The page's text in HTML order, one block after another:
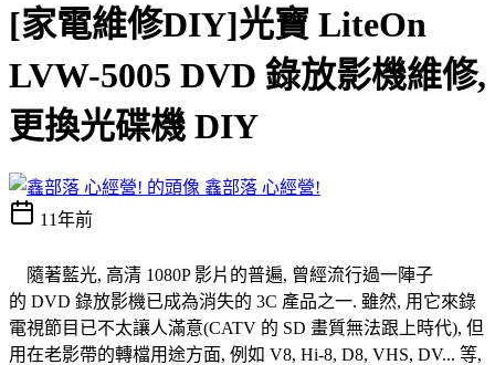
[家電維修DIY]光寶 LiteOn
LVW-5005 DVD 錄放影機維修,
更換光碟機 DIY
鑫部落 心經營!
11年前
隨著藍光, 高清 1080P 影片的普遍, 曾經流行過一陣子
的 DVD 錄放影機已成為消失的 3C 產品之一. 雖然, 用它來錄
電視節目已不太讓人滿意(CATV 的 SD 畫質無法跟上時代), 但
用在老影帶的轉檔用途方面, 例如 V8, Hi-8, D8, VHS, DV... 等,